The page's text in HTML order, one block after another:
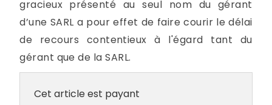
gracieux présenté au seul nom du gérant
d’une SARL a pour effet de faire courir le délai
de recours contentieux à l'égard tant du
gérant que de la SARL.
Cet article est payant